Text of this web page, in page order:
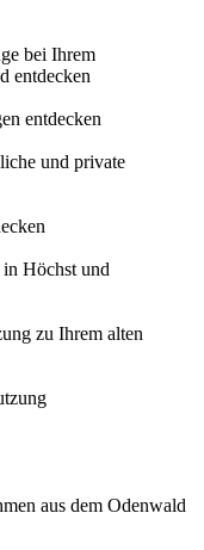
bei Ihrem
entdecken
entdecken
und private
Höchst und
zu Ihrem alten
aus dem Odenwald